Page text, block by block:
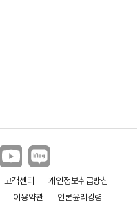
고객센터
개인정보취급방침
이용약관
언론윤리강령